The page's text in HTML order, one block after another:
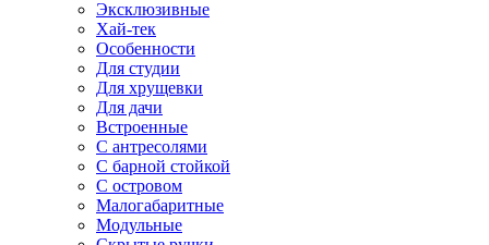
Эксклюзивные
Хай-тек
Особенности
Для студии
Для хрущевки
Для дачи
Встроенные
С антресолями
С барной стойкой
С островом
Малогабаритные
Модульные